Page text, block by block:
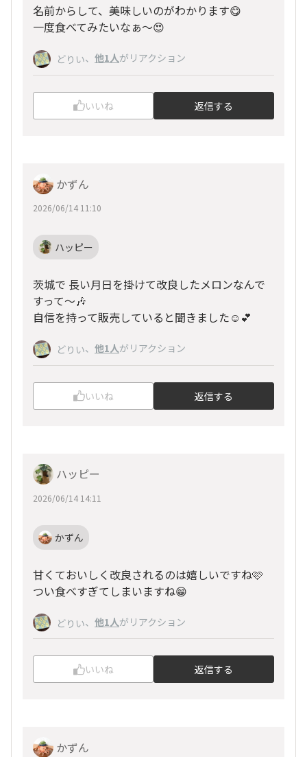
名前からして、美味しいのがわかります😋
一度食べてみたいなぁ〜😍
どりい、 他1人がリアクション
いいね 返信する
かずん
2026/06/14 11:10
ハッピー
茨城で 長い月日を掛けて改良したメロンなんで
すって～🎶
自信を持って販売していると聞きました☺️💕
どりい、 他1人がリアクション
いいね 返信する
ハッピー
2026/06/14 14:11
かずん
甘くておいしく改良されるのは嬉しいですね🩷
つい食べすぎてしまいますね😁
どりい、 他1人がリアクション
いいね 返信する
かずん